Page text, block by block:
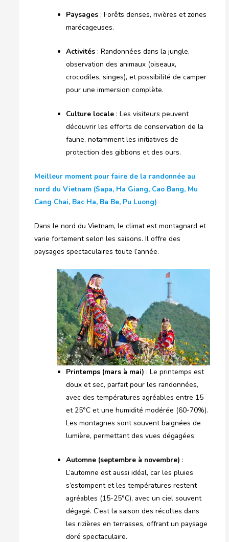
Paysages: Forêts denses, rivières et zones
marécageuses.
Activités: Randonnées dans la jungle,
observation des animaux (oiseaux,
crocodiles, singes), et possibilité de camper
pour une immersion complète.
Culture locale: Les visiteurs peuvent
découvrir les efforts de conservation de la
faune, notamment les initiatives de
protection des gibbons et des ours.
Meilleur moment pour faire de la randonnée au
nord du Vietnam (Sapa, Ha Giang, Cao Bang, Mu
Cang Chai, Bac Ha, Ba Be, Pu Luong)
Dans le nord du Vietnam, le climat est montagnard et
varie fortement selon les saisons. Il offre des
paysages spectaculaires toute l’année.
Printemps (mars à mai) : Le printemps est
doux et sec, parfait pour les randonnées,
avec des températures agréables entre 15
et 25°C et une humidité modérée (60-70%).
Les montagnes sont souvent baignées de
lumière, permettant des vues dégagées.
Automne (septembre à novembre) :
L’automne est aussi idéal, car les pluies
s’estompent et les températures restent
agréables (15-25°C), avec un ciel souvent
dégagé. C’est la saison des récoltes dans
les rizières en terrasses, offrant un paysage
doré spectaculaire.